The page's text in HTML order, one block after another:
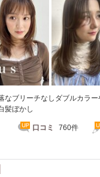
なブリーチなしダブルカラ
髪ぼかし
口コミ 760件